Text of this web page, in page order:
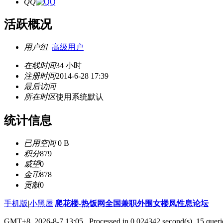
QQ
活跃概况
用户组 高级用户
在线时间34 小时
注册时间2014-6-28 17:39
最后访问
所在时区使用系统默认
统计信息
已用空间0 B
积分879
威望0
金币878
贡献0
手机版|小黑屋|爬花楼-热饭网全国兼职外围女楼凤性息论坛
GMT+8, 2026-8-7 13:05 , Processed in 0.024342 second(s), 15